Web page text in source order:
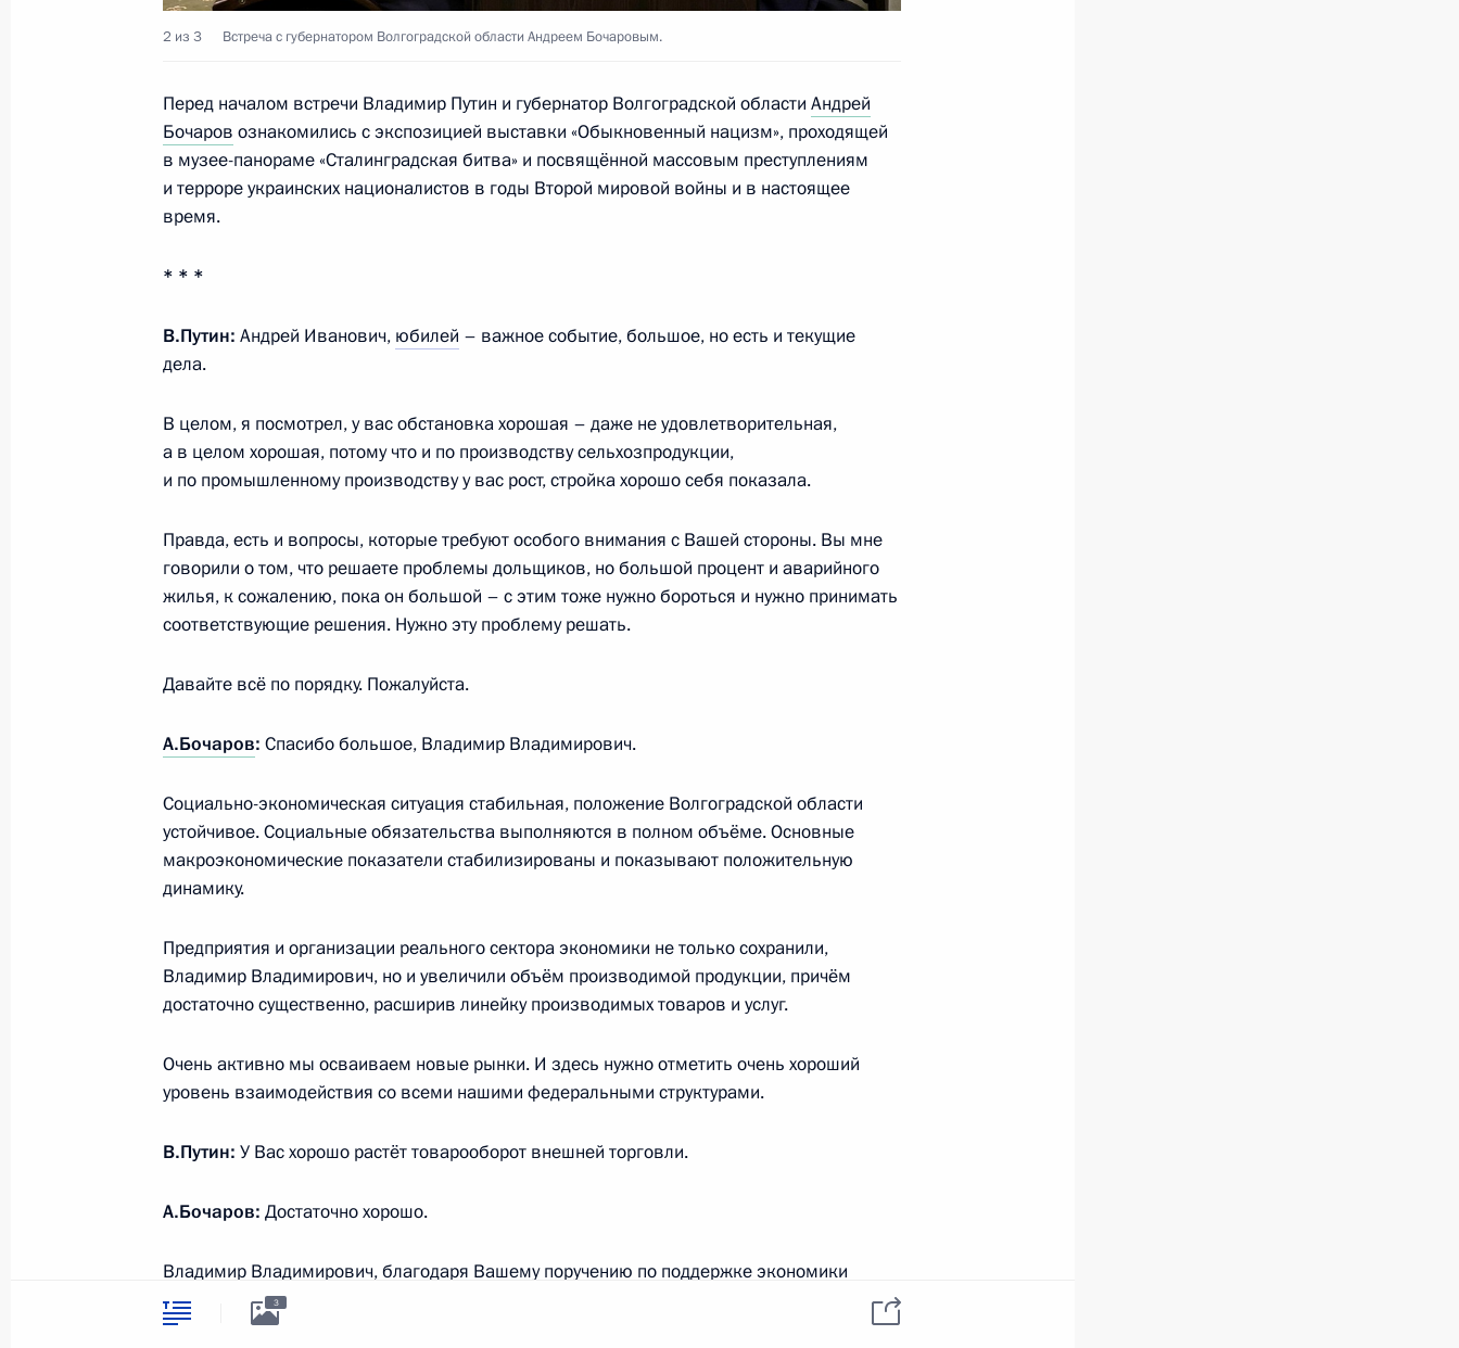
Разделы сайта
Структура
Видео и фото
Документы
Контакты
Для СМИ
Подписаться
Версия для людей
Информационные
Текущий ресурс
Конституция России
символика
гражданам школьного
возраста
Виртуальный тур по
Кремлю
Дикая природа России
ВКонтакте
Rutube
Telegram-канал
Об использовании
информации сайта
данных пользователей
Attribution 4.0
Президента России
2 из 3 Встреча с губернатором Волгоградской области Андреем Бочаровым.
Перед началом встречи Владимир Путин и губернатор Волгоградской области Андрей
Бочаров ознакомились с экспозицией выставки «Обыкновенный нацизм», проходящей
в музее-панораме «Сталинградская битва» и посвящённой массовым преступлениям
и терроре украинских националистов в годы Второй мировой войны и в настоящее
время.
* * *
В.Путин: Андрей Иванович, юбилей – важное событие, большое, но есть и текущие
дела.
В целом, я посмотрел, у вас обстановка хорошая – даже не удовлетворительная,
а в целом хорошая, потому что и по производству сельхозпродукции,
и по промышленному производству у вас рост, стройка хорошо себя показала.
Правда, есть и вопросы, которые требуют особого внимания с Вашей стороны. Вы мне
говорили о том, что решаете проблемы дольщиков, но большой процент и аварийного
жилья, к сожалению, пока он большой – с этим тоже нужно бороться и нужно принимать
соответствующие решения. Нужно эту проблему решать.
Давайте всё по порядку. Пожалуйста.
А.Бочаров: Спасибо большое, Владимир Владимирович.
Социально-экономическая ситуация стабильная, положение Волгоградской области
устойчивое. Социальные обязательства выполняются в полном объёме. Основные
макроэкономические показатели стабилизированы и показывают положительную
динамику.
Предприятия и организации реального сектора экономики не только сохранили,
Владимир Владимирович, но и увеличили объём производимой продукции, причём
достаточно существенно, расширив линейку производимых товаров и услуг.
Очень активно мы осваиваем новые рынки. И здесь нужно отметить очень хороший
уровень взаимодействия со всеми нашими федеральными структурами.
В.Путин: У Вас хорошо растёт товарооборот внешней торговли.
А.Бочаров: Достаточно хорошо.
Владимир Владимирович, благодаря Вашему поручению по поддержке экономики
Правительством Российской Федерации и Волгоградской областью приняты
дополнительные меры поддержки экономики, что позволило не только сохранить
3